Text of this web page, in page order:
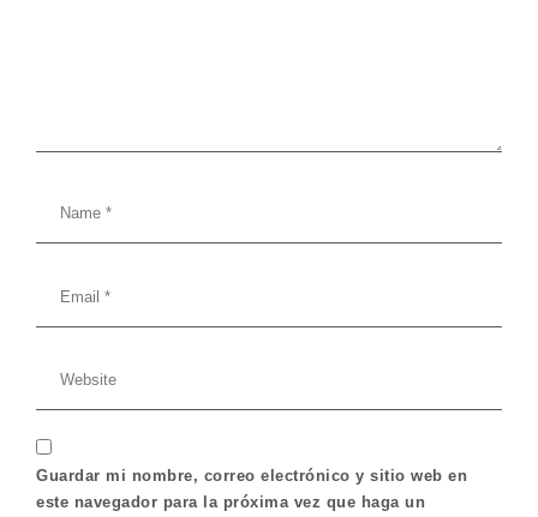
Guardar mi nombre, correo electrónico y sitio web en
este navegador para la próxima vez que haga un